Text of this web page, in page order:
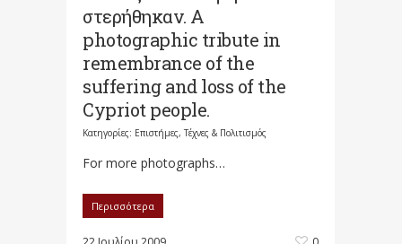
στερήθηκαν. A
photographic tribute in
remembrance of the
suffering and loss of the
Cypriot people.
Κατηγορίες: Επιστήμες, Τέχνες & Πολιτισμός
For more photographs…
Περισσότερα